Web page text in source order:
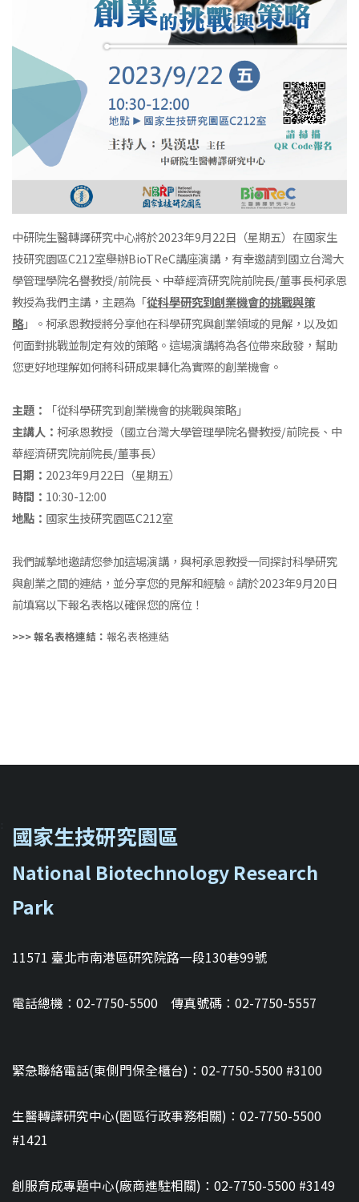
中研院生醫轉譯研究中心將於2023年9月22日（星期五）在國家生
技研究園區C212室舉辦BioTReC講座演講，有幸邀請到國立台灣大
學管理學院名譽教授/前院長、中華經濟研究院前院長/董事長柯承恩
教授為我們主講，主題為「從科學研究到創業機會的挑戰與策
略」。柯承恩教授將分享他在科學研究與創業領域的見解，以及如
何面對挑戰並制定有效的策略。這場演講將為各位帶來啟發，幫助
您更好地理解如何將科研成果轉化為實際的創業機會。
主題：
「從科學研究到創業機會的挑戰與策略」
主講人： 柯承恩教授（國立台灣大學管理學院名譽教授/前院長、中
華經濟研究院前院長/董事長）
日期： 2023年9月22日（星期五）
時間： 10:30-12:00
地點： 國家生技研究園區C212室
我們誠摯地邀請您參加這場演講，與柯承恩教授一同探討科學研究
與創業之間的連結，並分享您的見解和經驗。請於2023年9月20日
前填寫以下報名表格以確保您的席位！
>>> 報名表格連結： 報名表格連結
國家生技研究園區
National Biotechnology Research
Park
11571 臺北市南港區研究院路一段130巷99號
電話總機：02-7750-5500 傳真號碼：02-7750-5557
緊急聯絡電話(東側門保全櫃台)：02-7750-5500 #3100
生醫轉譯研究中心(園區行政事務相關)：02-7750-5500
#1421
創服育成專題中心(廠商進駐相關)：02-7750-5500 #3149